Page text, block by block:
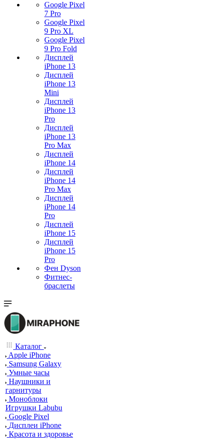
Google Pixel
7 Pro
Google Pixel
9 Pro XL
Google Pixel
9 Pro Fold
Дисплей
iPhone 13
Дисплей
iPhone 13
Mini
Дисплей
iPhone 13
Pro
Дисплей
iPhone 13
Pro Max
Дисплей
iPhone 14
Дисплей
iPhone 14
Pro Max
Дисплей
iPhone 14
Pro
Дисплей
iPhone 15
Дисплей
iPhone 15
Pro
Фен Dyson
Фитнес-
браслеты
Каталог
Apple iPhone
Samsung Galaxy
Умные часы
Наушники и
гарнитуры
Моноблоки
Игрушки Labubu
Google Pixel
Дисплеи iPhone
Красота и здоровье